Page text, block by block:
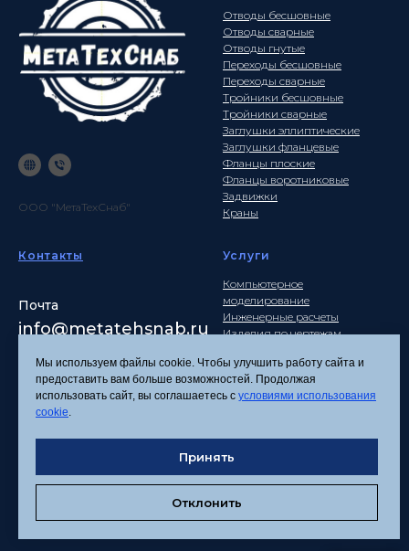
ООО "МетаТехСнаб"
Отводы бесшовные
Отводы сварные
Отводы гнутые
Переходы бесшовные
Переходы сварные
Тройники бесшовные
Тройники сварные
Заглушки эллиптические
Заглушки фланцевые
Фланцы плоские
Фланцы воротниковые
Задвижки
Краны
Контакты
Почта
info@metatehsnab.ru
Услуги
Компьютерное
моделирование
Инженерные расчеты
Изделия по чертежам
Политика
Согласие на обработку
персональных данных
Соглашение об
Мы используем файлы cookie. Чтобы улучшить работу сайта и
предоставить вам больше возможностей. Продолжая
использовать сайт, вы соглашаетесь с условиями использования
cookie.
Принять
Отклонить